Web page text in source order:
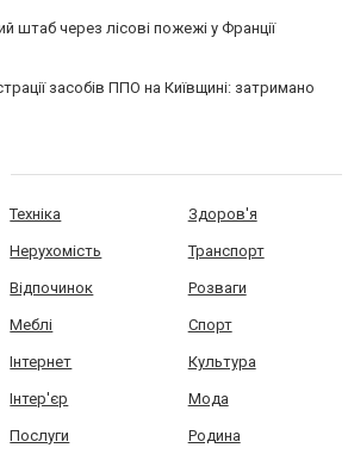
штаб через лісові пожежі у Франції
засобів ППО на Київщині: затримано
Техніка Здоров'я
Нерухомість Транспорт
Відпочинок Розваги
Меблі Спорт
Інтернет Культура
Інтер'єр Мода
Послуги Родина